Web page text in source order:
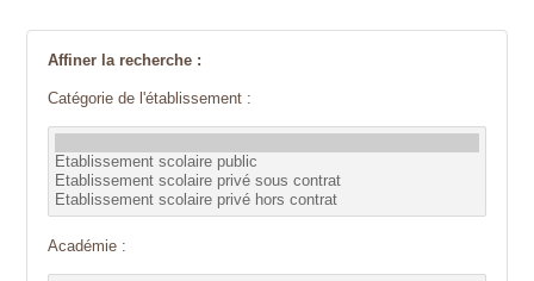
Affiner la recherche :
Catégorie de l'établissement :
Académie :